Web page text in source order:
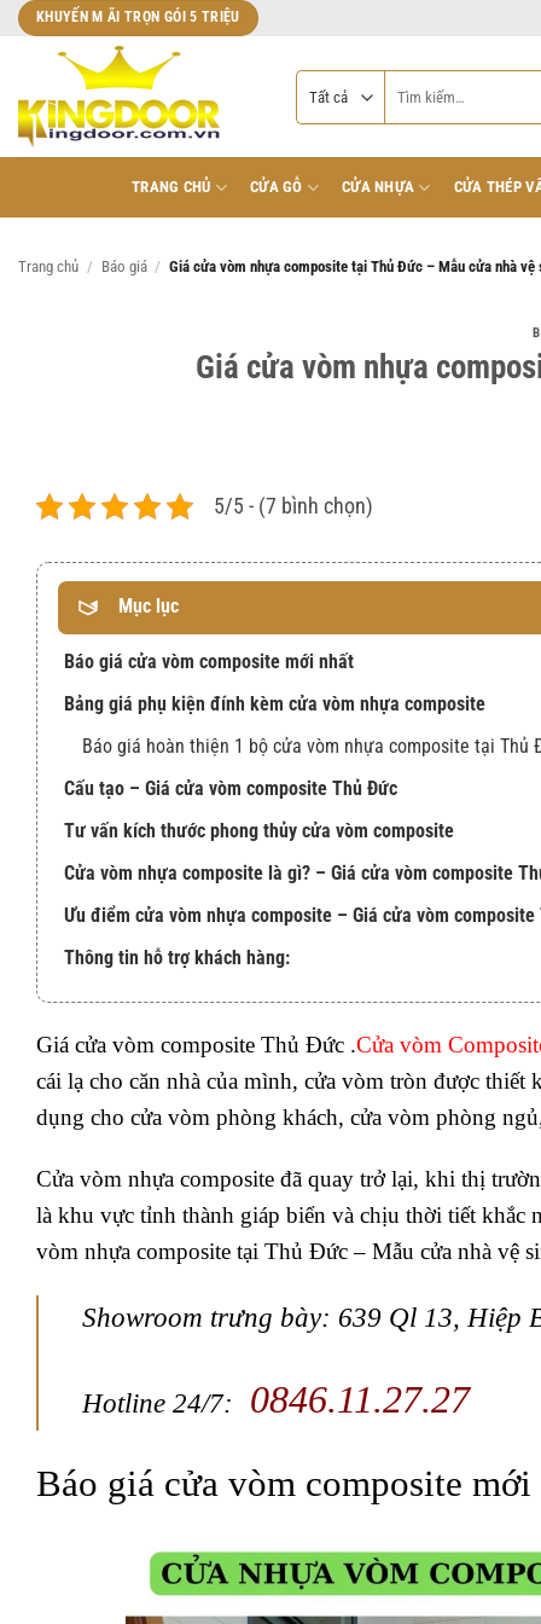
Bỏ
dung
KHUYẾN M ÃI TRỌN GÓI 5 TRIỆU
kiếm:
TRANG CHỦ CỬA GỖ CỬA NHỰA CỬA THÉP
Trang chủ / Báo giá / Giá cửa vòm nhựa composite tại Thủ Đức – Mẫu cửa nhà vệ
Giá cửa vòm nhựa
5/5 - (7 bình chọn)
Mục lục
Báo giá cửa vòm composite mới nhất
Bảng giá phụ kiện đính kèm cửa vòm nhựa composite
Báo giá hoàn thiện 1 bộ cửa vòm nhựa composite tại Thủ
Cấu tạo – Giá cửa vòm composite Thủ Đức
Tư vấn kích thước phong thủy cửa vòm composite
Cửa vòm nhựa composite là gì? – Giá cửa vòm composite
Ưu điểm cửa vòm nhựa composite – Giá cửa vòm
Thông tin hỗ trợ khách hàng:
Giá cửa vòm composite Thủ Đức .Cửa vòm
cái lạ cho căn nhà của mình, cửa vòm tròn được thiết
dụng cho cửa vòm phòng khách, cửa vòm phòng
Cửa vòm nhựa composite đã quay trở lại, khi thị
là khu vực tỉnh thành giáp biển và chịu thời tiết
vòm nhựa composite tại Thủ Đức – Mẫu cửa nhà vệ
Showroom trưng bày: 639 Ql 13,
Hotline 24/7: 0846.11.27.27
Báo giá cửa vòm composite